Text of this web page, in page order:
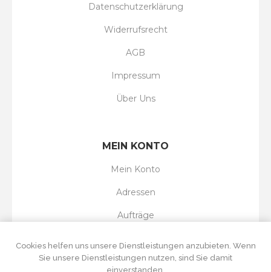
Datenschutzerklärung
Widerrufsrecht
AGB
Impressum
Über Uns
MEIN KONTO
Mein Konto
Adressen
Aufträge
Cookies helfen uns unsere Dienstleistungen anzubieten. Wenn
Sie unsere Dienstleistungen nutzen, sind Sie damit
einverstanden.